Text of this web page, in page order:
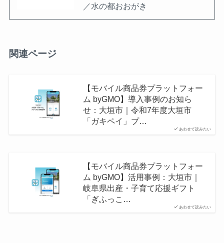
／水の都おおがき
関連ページ
あわせて読みたい
【モバイル商品券プラットフォー
ム byGMO】導入事例のお知ら
せ：大垣市｜令和7年度大垣市
「ガキペイ」プ…
あわせて読みたい
【モバイル商品券プラットフォー
ム byGMO】活用事例：大垣市｜
岐阜県出産・子育て応援ギフト
「ぎふっこ…